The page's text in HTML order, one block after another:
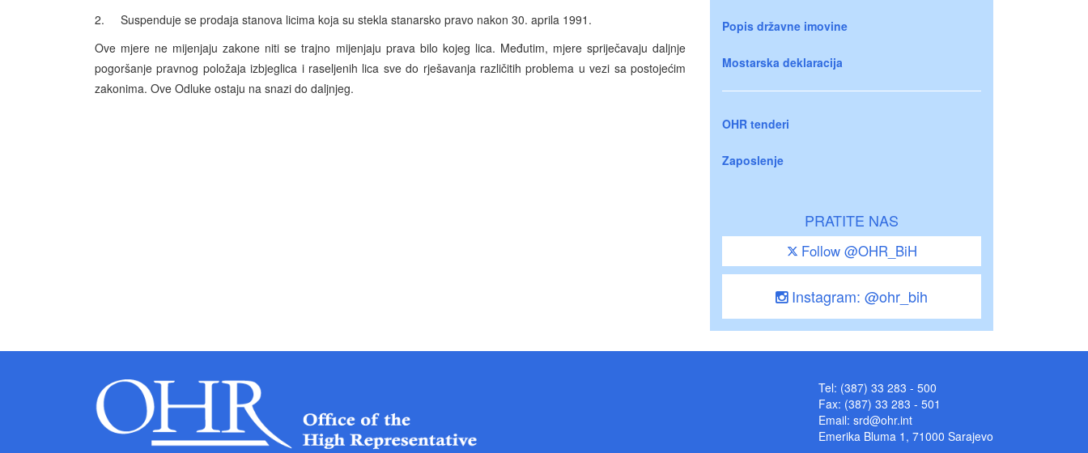
2. Suspenduje se prodaja stanova licima koja su stekla stanarsko pravo nakon 30. aprila 1991.
Ove mjere ne mijenjaju zakone niti se trajno mijenjaju prava bilo kojeg lica. Međutim, mjere spriječavaju daljnje
pogoršanje pravnog položaja izbjeglica i raseljenih lica sve do rješavanja različitih problema u vezi sa postojećim
zakonima. Ove Odluke ostaju na snazi do daljnjeg.
Popis državne imovine
Mostarska deklaracija
OHR tenderi
Zaposlenje
PRATITE NAS
Follow @OHR_BiH
Instagram: @ohr_bih
Tel: (387) 33 283 - 500
Fax: (387) 33 283 - 501
Email: srd@ohr.int
Emerika Bluma 1, 71000 Sarajevo